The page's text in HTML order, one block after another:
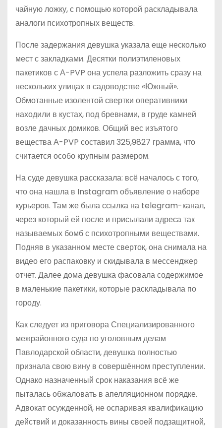
чайную ложку, с помощью которой раскладывала
аналоги психотропных веществ.
После задержания девушка указала еще несколько
мест с закладками. Десятки полиэтиленовых
пакетиков с А-PVP она успела разложить сразу на
нескольких улицах в садоводстве «Южный».
Обмотанные изолентой свертки оперативники
находили в кустах, под бревнами, в груде камней
возле дачных домиков. Общий вес изъятого
вещества А-PVP составил 325,9827 грамма, что
считается особо крупным размером.
На суде девушка рассказала: всё началось с того,
что она нашла в Instagram объявление о наборе
курьеров. Там же была ссылка на telegram-канал,
через который ей после и присылали адреса так
называемых бомб с психотропными веществами.
Подняв в указанном месте сверток, она снимала на
видео его распаковку и скидывала в мессенджер
отчет. Далее дома девушка фасовала содержимое
в маленькие пакетики, которые раскладывала по
городу.
Как следует из приговора Специализированного
межрайонного суда по уголовным делам
Павлодарской области, девушка полностью
признала свою вину в совершённом преступлении.
Однако назначенный срок наказания всё же
пыталась обжаловать в апелляционном порядке.
Адвокат осужденной, не оспаривая квалификацию
действий и доказанность вины своей подзащитной,